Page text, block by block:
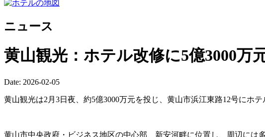
ニュース
黄山観光：ホテル改修に5億3000万
Date: 2026-02-05
黄山観光は2月3日夜、約5億3000万元を投じ、黄山市浜江東路12号にホ
黄山市中央政府・ビジネス地区の中心部、新安河畔に位置し、周辺には